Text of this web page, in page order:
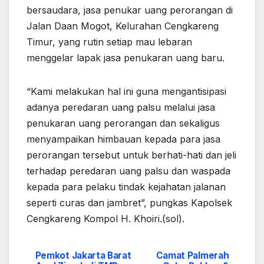
bersaudara, jasa penukar uang perorangan di
Jalan Daan Mogot, Kelurahan Cengkareng
Timur, yang rutin setiap mau lebaran
menggelar lapak jasa penukaran uang baru.
“Kami melakukan hal ini guna mengantisipasi
adanya peredaran uang palsu melalui jasa
penukaran uang perorangan dan sekaligus
menyampaikan himbauan kepada para jasa
perorangan tersebut untuk berhati-hati dan jeli
terhadap peredaran uang palsu dan waspada
kepada para pelaku tindak kejahatan jalanan
seperti curas dan jambret”, pungkas Kapolsek
Cengkareng Kompol H. Khoiri.(sol).
Camat Palmerah
Pemkot Jakarta Barat